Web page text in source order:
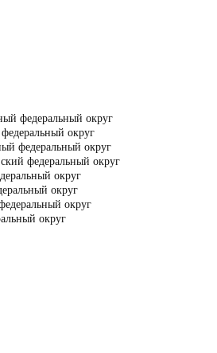
федеральный округ
округ
федеральный округ
федеральный округ
округ
округ
округ
округ